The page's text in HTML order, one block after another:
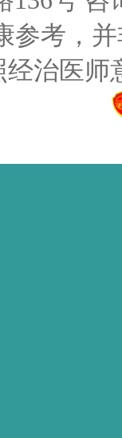
参考，
治医师